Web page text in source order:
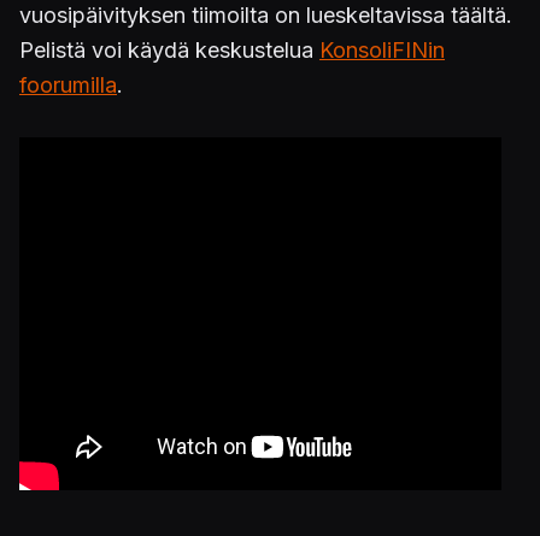
vuosipäivityksen tiimoilta on lueskeltavissa täältä.
Pelistä voi käydä keskustelua KonsoliFINin
foorumilla.